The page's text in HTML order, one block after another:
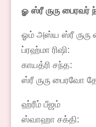
ௐ ஸ்ரீ ருரு பைரவர்
ஓம் அஸ்ய ஸ்ரீ
ப்ரஹ்மா ரிஷி:
காயத்ரி சந்த:
ஸ்ரீ ருரு பைரவோ
ஹ்ரீம் பீஜம்
ஸ்வாஹா சக்தி: